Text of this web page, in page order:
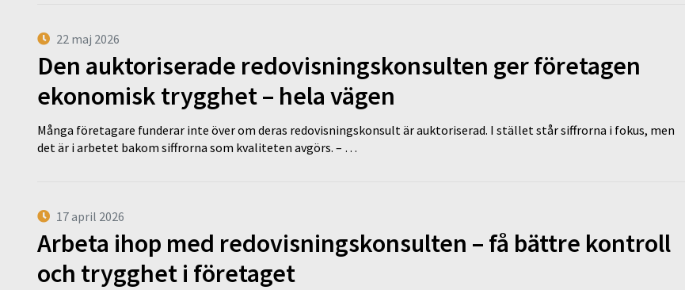
22 maj 2026
Den auktoriserade redovisningskonsulten ger företagen
ekonomisk trygghet – hela vägen
Många företagare funderar inte över om deras redovisningskonsult är auktoriserad. I stället står siffrorna i fokus, men
det är i arbetet bakom siffrorna som kvaliteten avgörs. – …
17 april 2026
Arbeta ihop med redovisningskonsulten – få bättre kontroll
och trygghet i företaget